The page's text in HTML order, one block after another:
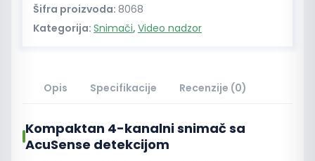
Šifra proizvoda: 8068
Kategorija: Snimači, Video nadzor
Opis Specifikacije Recenzije (0)
Kompaktan 4-kanalni snimač sa
AcuSense detekcijom